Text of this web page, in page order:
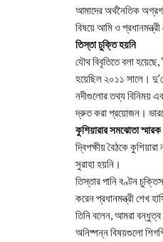
আমাদের অর্থনৈতিক
বিষয়ে আমি ও
তিস্তা চুক্তি হয়নি
যৌথ বিবৃতিতে বলা
হয়েছিল ২০১১ সালে।
নদীগুলোর তথ্য বিনিময়
দ্রুত করা প্রয়োজন।
কুশিয়ারার সমঝোতা
দ্বিপক্ষীয় বৈঠকে
সুরাহা হয়নি।
তিস্তার পানি বণ্টন
করেন প্রধানমন্ত্রী শেখ
তিনি বলেন, আমরা
অনিষ্পন্ন বিষয়গুলো